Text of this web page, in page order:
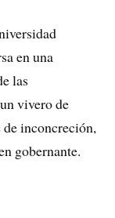
en una
las
vivero de
de inconcreción,
gobernante.